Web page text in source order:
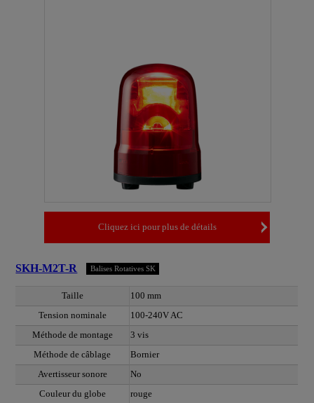
Cliquez ici pour plus de détails
SKH-M2T-R Balises Rotatives SK
Taille
100 mm
Tension nominale
100-240V AC
Méthode de montage
3 vis
Méthode de câblage
Bornier
Avertisseur sonore
No
Couleur du globe
rouge